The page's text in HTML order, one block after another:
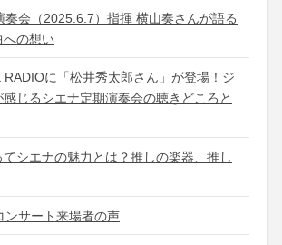
奏会（2025.6.7）指揮 横山奏さんが語る
への想い
RADIOに「松井秀太郎さん」が登場！ジ
感じるシエナ定期演奏会の聴きどころと
シエナの魅力とは？推しの楽器、推し
ンサート来場者の声